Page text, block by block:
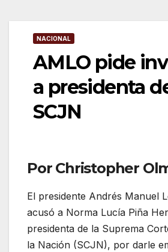
NACIONAL
AMLO pide
a presidenta
SCJN
Por Christopher
El presidente Andrés Manuel
acusó a Norma Lucía Piña
presidenta de la Suprema
la Nación (SCJN), por darle